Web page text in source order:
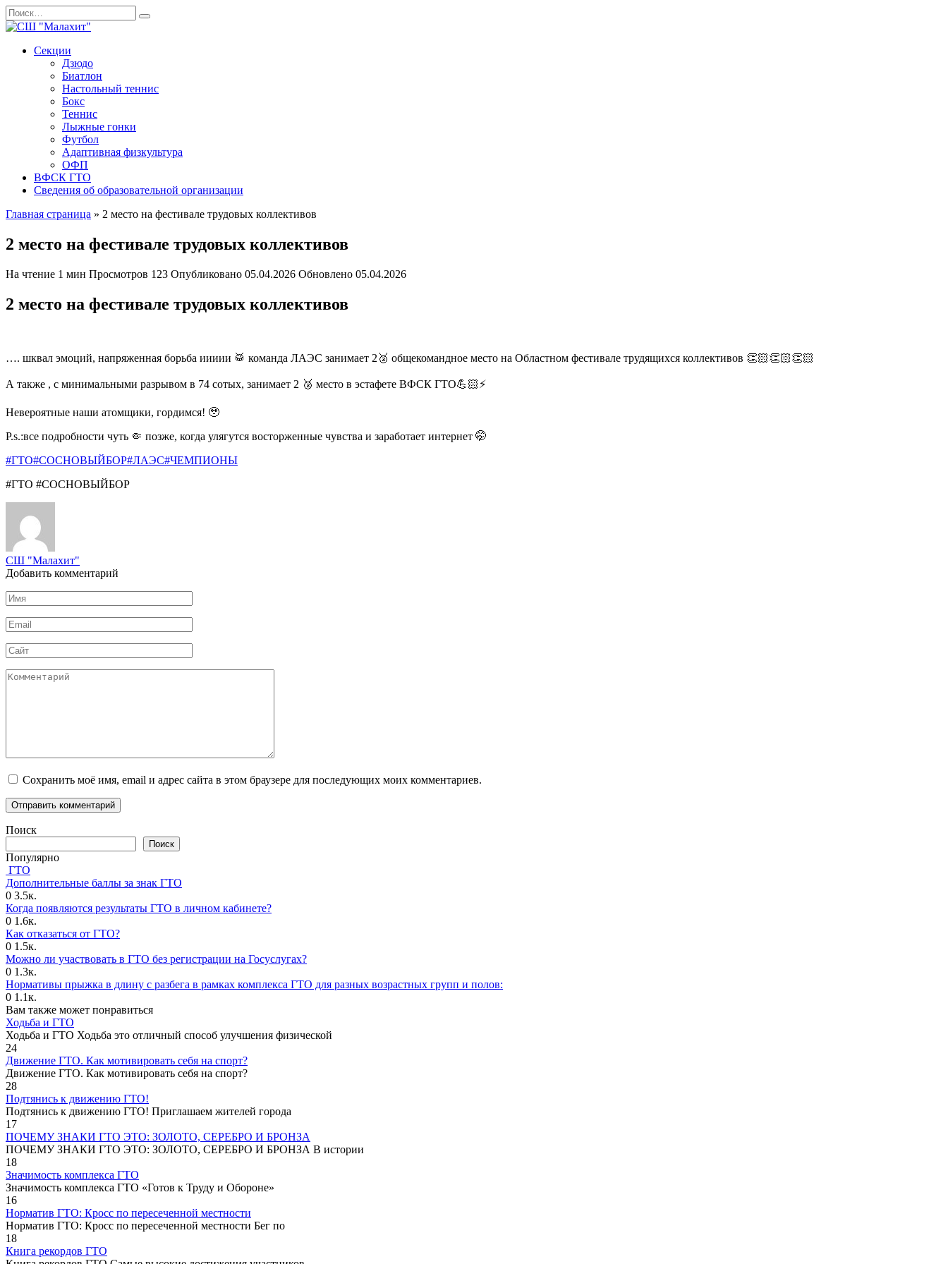
Перейти
к
Search
for:
Секции
Дзюдо
Биатлон
Настольный теннис
Бокс
Теннис
Лыжные гонки
Футбол
Адаптивная физкультура
ОФП
ВФСК ГТО
Сведения об образовательной организации
Главная страница » 2 место на фестивале трудовых коллективов
2 место на фестивале трудовых коллективов
На чтение 1 мин Просмотров 123 Опубликовано 05.04.2026 Обновлено 05.04.2026
2 место на фестивале трудовых коллективов
…. шквал эмоций, напряженная борьба иииии 🥁 команда ЛАЭС занимает 2🥈 общекомандное место на Областном фестивале трудящихся коллективов 👏🏻👏🏻👏🏻
А также , с минимальными разрывом в 74 сотых, занимает 2 🥈 место в эстафете ВФСК ГТО💪🏻⚡️
Невероятные наши атомщики, гордимся! 🥹
P.s.:все подробности чуть 🤏 позже, когда улягутся восторженные чувства и заработает интернет 🤭
#ГТО#СОСНОВЫЙБОР#ЛАЭС#ЧЕМПИОНЫ
#ГТО #СОСНОВЫЙБОР
СШ "Малахит"
Добавить комментарий
Имя
*
Email
*
Сайт
Комментарий
Сохранить моё имя, email и адрес сайта в этом браузере для последующих моих комментариев.
Поиск
Поиск
Популярно
ГТО
Дополнительные баллы за знак ГТО
0 3.5к.
Когда появляются результаты ГТО в личном кабинете?
0 1.6к.
Как отказаться от ГТО?
0 1.5к.
Можно ли участвовать в ГТО без регистрации на Госуслугах?
0 1.3к.
Нормативы прыжка в длину с разбега в рамках комплекса ГТО для разных возрастных групп и полов:
0 1.1к.
Вам также может понравиться
Ходьба и ГТО
Ходьба и ГТО Ходьба это отличный способ улучшения физической
24
Движение ГТО. Как мотивировать себя на спорт?️
Движение ГТО. Как мотивировать себя на спорт?
28
Подтянись к движению ГТО!
Подтянись к движению ГТО! Приглашаем жителей города
17
ПОЧЕМУ ЗНАКИ ГТО ЭТО: ЗОЛОТО, СЕРЕБРО И БРОНЗА
ПОЧЕМУ ЗНАКИ ГТО ЭТО: ЗОЛОТО, СЕРЕБРО И БРОНЗА В истории
18
Значимость комплекса ГТО
Значимость комплекса ГТО «Готов к Труду и Обороне»
16
Норматив ГТО: Кросс по пересеченной местности
Норматив ГТО: Кросс по пересеченной местности Бег по
18
Книга рекордов ГТО